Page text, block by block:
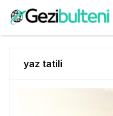
yaz tatili